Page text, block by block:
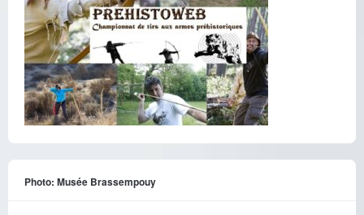
Photo: Musée Brassempouy